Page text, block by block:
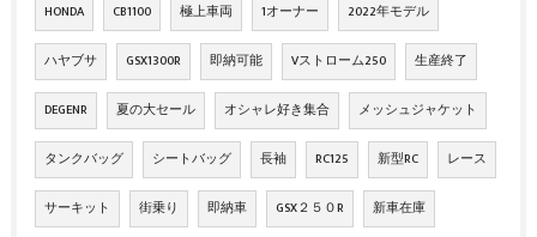
HONDA CB1100 極上車両 1オーナー 2022年モデル
ハヤブサ GSX1300R 即納可能 Vストローム250 生産終了
DEGENR 夏の大セール オシャレ好き集合 メッシュジャケット
タンクバッグ シートバッグ 長袖 RC125 新型RC レース
サーキット 街乗り 即納車 GSX２５０R 新車在庫